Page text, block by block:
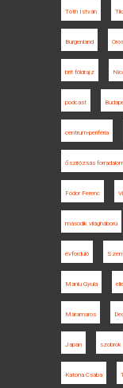
Tóth István
Burgenland
brit földrajz
podcast
centrum-periféria
őszirózsás
Fodor Ferenc
második világháború
évforduló
Maniu Gyula
Máramaros
Japán szobrok
Katona Csaba